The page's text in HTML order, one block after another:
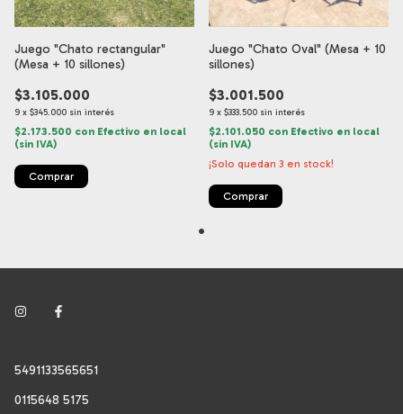
Juego "Chato rectangular"
(Mesa + 10 sillones)
$3.105.000
9 x $345.000 sin interés
$2.173.500 con Efectivo en local
(sin IVA)
Comprar
Juego "Chato Oval" (Mesa + 10
sillones)
$3.001.500
9 x $333.500 sin interés
$2.101.050 con Efectivo en local
(sin IVA)
¡Solo quedan 3 en stock!
Comprar
5491133565651
0115648 5175